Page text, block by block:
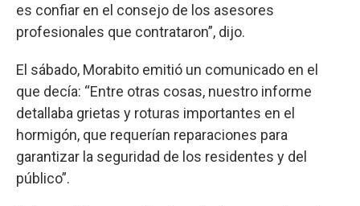
es confiar en el consejo de los asesores
profesionales que contrataron”, dijo.
El sábado, Morabito emitió un comunicado en el
que decía: “Entre otras cosas, nuestro informe
detallaba grietas y roturas importantes en el
hormigón, que requerían reparaciones para
garantizar la seguridad de los residentes y del
público”.